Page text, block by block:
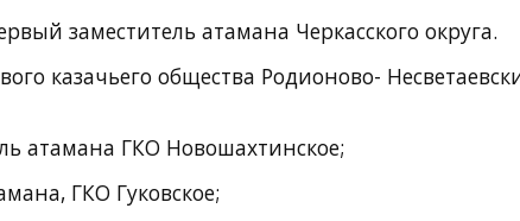
заместитель атамана Черкасского округа.
казачьего общества Родионово-
атамана ГКО Новошахтинское;
ГКО Гуковское;